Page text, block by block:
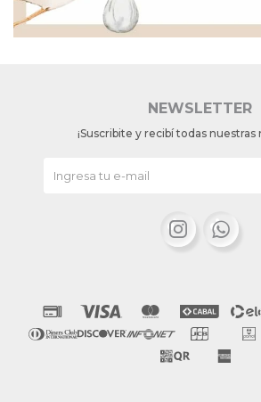
NEWSLETTER
¡Suscribite y recibí todas nuestras
 